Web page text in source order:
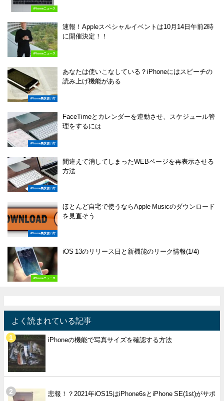
iPhoneニュース
iPhoneニュース
速報！Appleスペシャルイベントは10月14日午前2時
に開催決定！！
iPhone裏技使い方
あなたは使いこなしている？iPhoneにはスピーチの
読み上げ機能がある
iPhone裏技使い方
FaceTimeとカレンダーを連動させ、スケジュール管
理をするには
iPhone裏技使い方
間違えて消してしまったWEBページを再表示させる
方法
iPhone裏技使い方
ほとんど自宅で使うならApple Musicのダウンロード
を見直そう
iPhoneニュース
iOS 13のリリース日と新機能のリーク情報(1/4)
よく読まれている記事
iPhoneの機能で写真サイズを確認する方法
悲報！？2021年iOS15はiPhone6sとiPhone SE(1st)がサポ